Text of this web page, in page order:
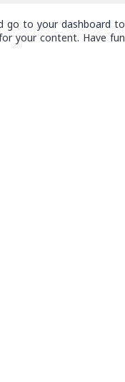
go to your dashboard to
your content. Have fun!